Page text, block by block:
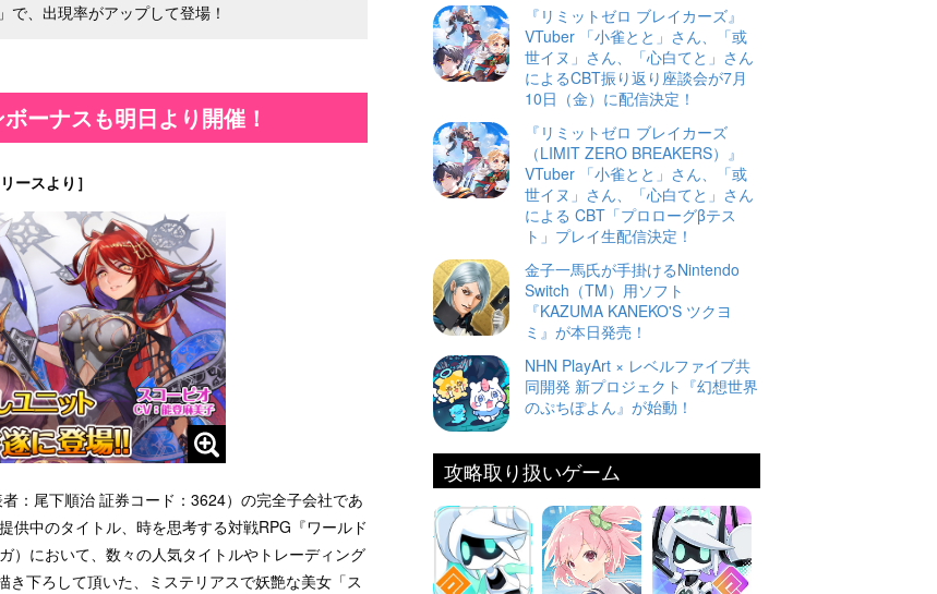
、出現率がアップして登場！
ーナスも明日より開催！
ースより］
：尾下順治 証券コード：3624）の完全子会社であ
供中のタイトル、時を思考する対戦RPG『ワールド
）において、数々の人気タイトルやトレーディング
下ろして頂いた、ミステリアスで妖艶な美女「ス
『リミットゼロ ブレイカーズ』
VTuber 「小雀とと」さん、「或
世イヌ」さん、「心白てと」さん
によるCBT振り返り座談会が7月
10日（金）に配信決定！
『リミットゼロ ブレイカーズ
（LIMIT ZERO BREAKERS）』
VTuber 「小雀とと」さん、「或
世イヌ」さん、「心白てと」さん
による CBT「プロローグβテス
ト」プレイ生配信決定！
金子一馬氏が手掛けるNintendo
Switch（TM）用ソフト
『KAZUMA KANEKO'S ツクヨ
ミ』が本日発売！
NHN PlayArt × レベルファイブ共
同開発 新プロジェクト『幻想世界
のぷちぽよん』が始動！
攻略取り扱いゲーム